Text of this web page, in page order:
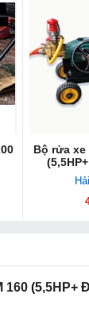
Bộ rửa xe
160 (5,5HP+